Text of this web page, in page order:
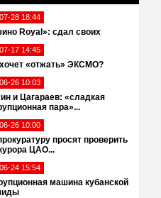
28 18:44
Royal»: сдал своих
17 14:45
хочет «отжать» ЭКСМО?
26 10:03
и Цагараев: «сладкая
пара»...
26 10:00
просят проверить
ЦАО...
24 15:54
машина кубанской